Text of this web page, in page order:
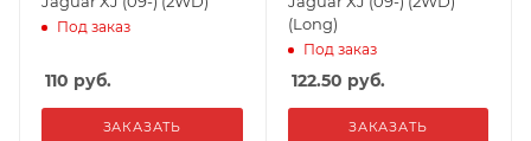
Под заказ
110 руб.
ЗАКАЗАТЬ
(Long)
Под заказ
122.50 руб.
ЗАКАЗАТЬ